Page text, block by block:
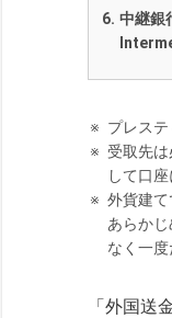
6. 中継銀
※ プレス
※ 受取先は
して口
※ 外貨建
あらかじ
なく一度
「外国送